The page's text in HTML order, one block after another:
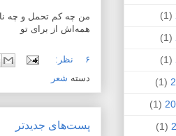
من چه کم تحمل و چه
همه‌اش از برای تو
۶ نظر:
دسته شعر
پست‌های جدیدتر
(1)
(1)
(1)
(1)
(1)
(1)